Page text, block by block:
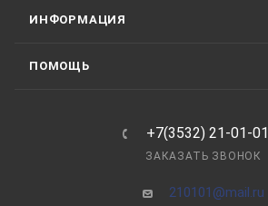
ИНФОРМАЦИЯ
ПОМОЩЬ
+7(3532) 21-01-01
ЗАКАЗАТЬ ЗВОНОК
210101@mail.ru